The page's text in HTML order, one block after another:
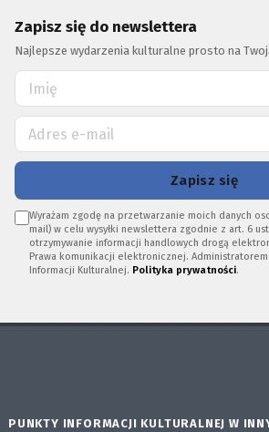
Zapisz się do newslettera
Najlepsze wydarzenia kulturalne prosto na
Zapisz się
Wyrażam zgodę na przetwarzanie moich danych
mail) w celu wysyłki newslettera zgodnie z art. 6
otrzymywanie informacji handlowych drogą
Prawa komunikacji elektronicznej.
Informacji Kulturalnej. Polityka prywatności.
PUNKTY INFORMACJI KULTURALNEJ W